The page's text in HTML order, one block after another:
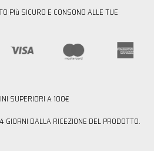
PIù SICURO E CONSONO ALLE TUE
SUPERIORI A 100€
GIORNI DALLA RICEZIONE DEL PRODOTTO.